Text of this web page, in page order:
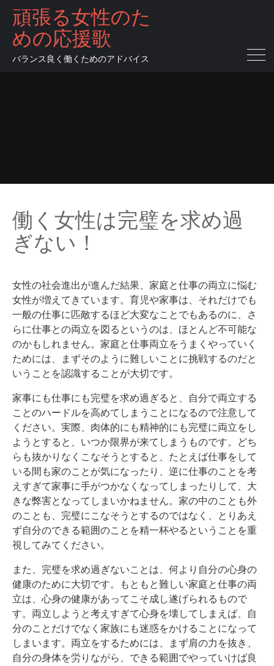
頑張る女性のた
めの応援歌
バランス良く働くためのアドバイス
働く女性は完璧を求め過
ぎない！
女性の社会進出が進んだ結果、家庭と仕事の両立に悩む
女性が増えてきています。育児や家事は、それだけでも
一般の仕事に匹敵するほど大変なことでもあるのに、さ
らに仕事との両立を図るというのは、ほとんど不可能な
のかもしれません。家庭と仕事両立をうまくやっていく
ためには、まずそのように難しいことに挑戦するのだと
いうことを認識することが大切です。
家事にも仕事にも完璧を求め過ぎると、自分で両立する
ことのハードルを高めてしまうことになるので注意して
ください。実際、肉体的にも精神的にも完璧に両立をし
ようとすると、いつか限界が来てしまうものです。どち
らも抜かりなくこなそうとすると、たとえば仕事をして
いる間も家のことが気になったり、逆に仕事のことを考
えすぎて家事に手がつかなくなってしまったりして、大
きな弊害となってしまいかねません。家の中のことも外
のことも、完璧にこなそうとするのではなく、とりあえ
ず自分のできる範囲のことを精一杯やるということを重
視してみてください。
また、完璧を求め過ぎないことは、何より自分の心身の
健康のために大切です。もともと難しい家庭と仕事の両
立は、心身の健康があってこそ成し遂げられるもので
す。両立しようと考えすぎて心身を壊してしまえば、自
分のことだけでなく家族にも迷惑をかけることになって
しまいます。両立をするためには、まず肩の力を抜き、
自分の身体を労りながら、できる範囲でやっていけば良